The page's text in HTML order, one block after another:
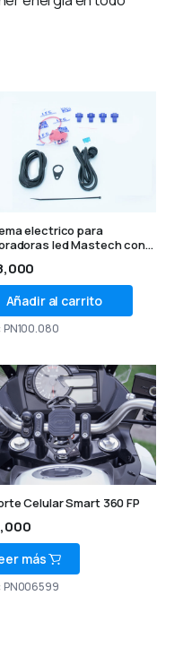
electrico para
led Mastech con
FP
Añadir al carrito
PN100.080
Celular Smart 360 FP
más
PN006599